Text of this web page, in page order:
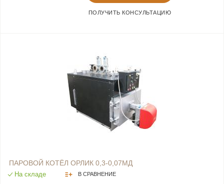
ПОЛУЧИТЬ КОНСУЛЬТАЦИЮ
ПАРОВОЙ КОТЁЛ ОРЛИК 0,3-0,07МД
На складе В СРАВНЕНИЕ